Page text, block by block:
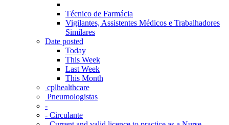
Técnico de Farmácia
Vigilantes, Assistentes Médicos e Trabalhadores
Similares
Date posted
Today
This Week
Last Week
This Month
‎ cplhealthcare‬
Pneumologistas
-
- Circulante